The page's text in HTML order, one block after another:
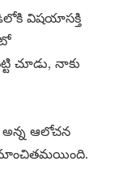
విషయాసక్తి
చూడు, నాకు
అన్న ఆలోచన